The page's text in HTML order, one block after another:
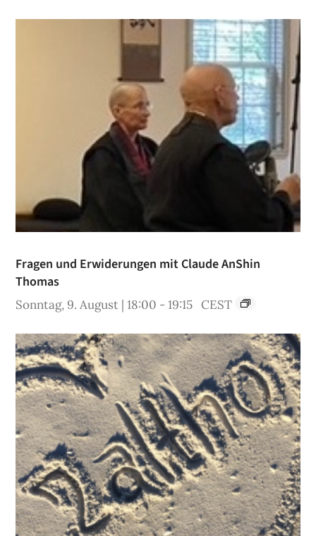
Fragen und Erwiderungen mit Claude AnShin
Thomas
Sonntag, 9. August | 18:00 -19:15 CEST